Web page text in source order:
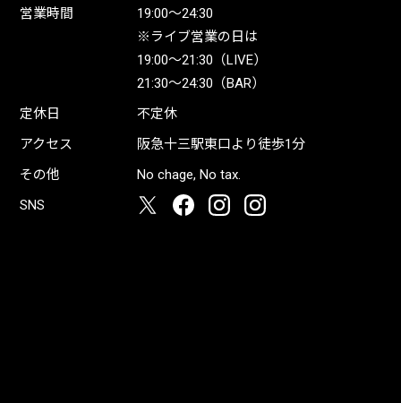
営業時間
19:00〜24:30
※ライブ営業の日は
19:00〜21:30（LIVE）
21:30〜24:30（BAR）
定休日
不定休
アクセス
阪急十三駅東口より徒歩1分
その他
No chage, No tax.
SNS